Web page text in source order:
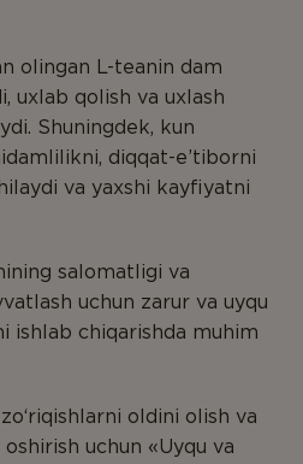
olingan L-teanin dam
uxlab qolish va uxlash
Shuningdek, kun
diqqat-e’tiborni
va yaxshi kayfiyatni
salomatligi va
uchun zarur va uyqu
ishlab chiqarishda muhim
oldini olish va
uchun «Uyqu va